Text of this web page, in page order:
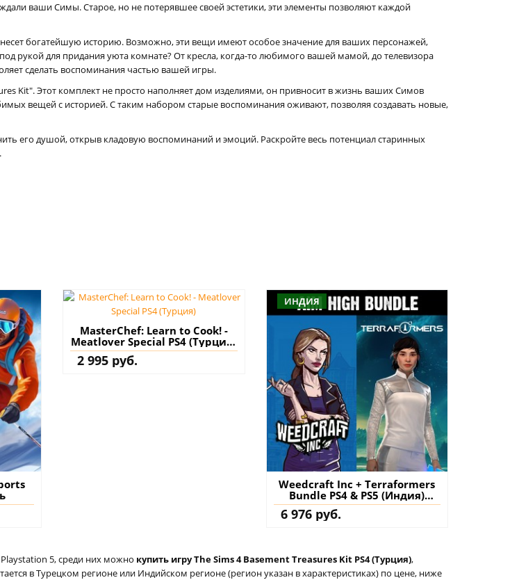
ваши Симы. Старое, но не потерявшее своей эстетики, эти элементы позволяют каждой
богатейшую историю. Возможно, эти вещи имеют особое значение для ваших персонажей,
рукой для придания уюта комнате? От кресла, когда-то любимого вашей мамой, до телевизора
сделать воспоминания частью вашей игры.
Kit". Этот комплект не просто наполняет дом изделиями, он привносит в жизнь ваших Симов
вещей с историей. С таким набором старые воспоминания оживают, позволяя создавать новые,
его душой, открыв кладовую воспоминаний и эмоций. Раскройте весь потенциал старинных
MasterChef: Learn to Cook! -
Meatlover Special PS4 (Турция)
купить
2 995 руб.
ИНДИЯ
Weedcraft Inc + Terraformers
Bundle PS4 & PS5 (Индия)
купить игру на аккаунт
6 976 руб.
5, среди них можно купить игру The Sims 4 Basement Treasures Kit PS4 (Турция),
в Турецком регионе или Индийском регионе (регион указан в характеристиках) по цене, ниже